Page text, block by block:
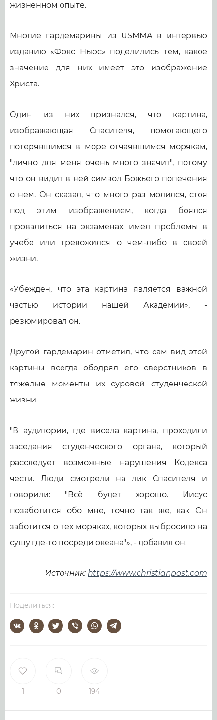
1 0 194
жизненном опыте.
Многие гардемарины из USMMA в интервью
изданию «Фокс Ньюс» поделились тем, какое
значение для них имеет это изображение
Христа.
Один из них признался, что картина,
изображающая Спасителя, помогающего
потерявшимся в море отчаявшимся морякам,
"лично для меня очень много значит", потому
что он видит в ней символ Божьего попечения
о нем. Он сказал, что много раз молился, стоя
под этим изображением, когда боялся
провалиться на экзаменах, имел проблемы в
учебе или тревожился о чем-либо в своей
жизни.
«Убежден, что эта картина является важной
частью истории нашей Академии», -
резюмировал он.
Другой гардемарин отметил, что сам вид этой
картины всегда ободрял его сверстников в
тяжелые моменты их суровой студенческой
жизни.
"В аудитории, где висела картина, проходили
заседания студенческого органа, который
расследует возможные нарушения Кодекса
чести. Люди смотрели на лик Спасителя и
говорили: "Всё будет хорошо. Иисус
позаботится обо мне, точно так же, как Он
заботится о тех моряках, которых выбросило на
сушу где-то посреди океана"», - добавил он.
Источник: https://www.christianpost.com
Поделиться: